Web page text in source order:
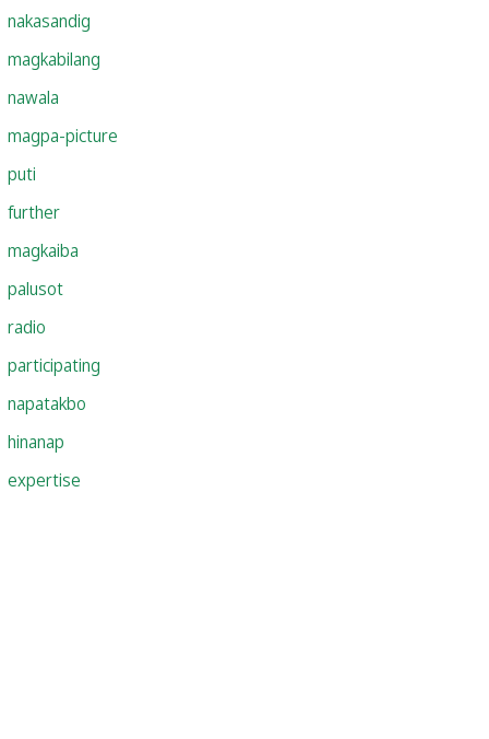
nakasandig
magkabilang
nawala
magpa-picture
puti
further
magkaiba
palusot
radio
participating
napatakbo
hinanap
expertise